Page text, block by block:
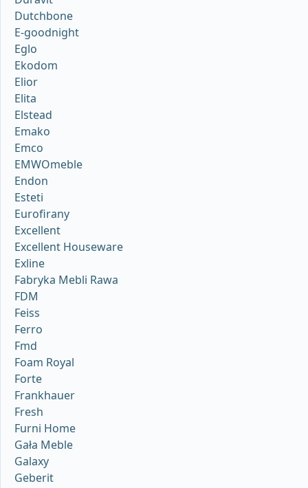
Dutchbone
E-goodnight
Eglo
Ekodom
Elior
Elita
Elstead
Emako
Emco
EMWOmeble
Endon
Esteti
Eurofirany
Excellent
Excellent Houseware
Exline
Fabryka Mebli Rawa
FDM
Feiss
Ferro
Fmd
Foam Royal
Forte
Frankhauer
Fresh
Furni Home
Gała Meble
Galaxy
Geberit